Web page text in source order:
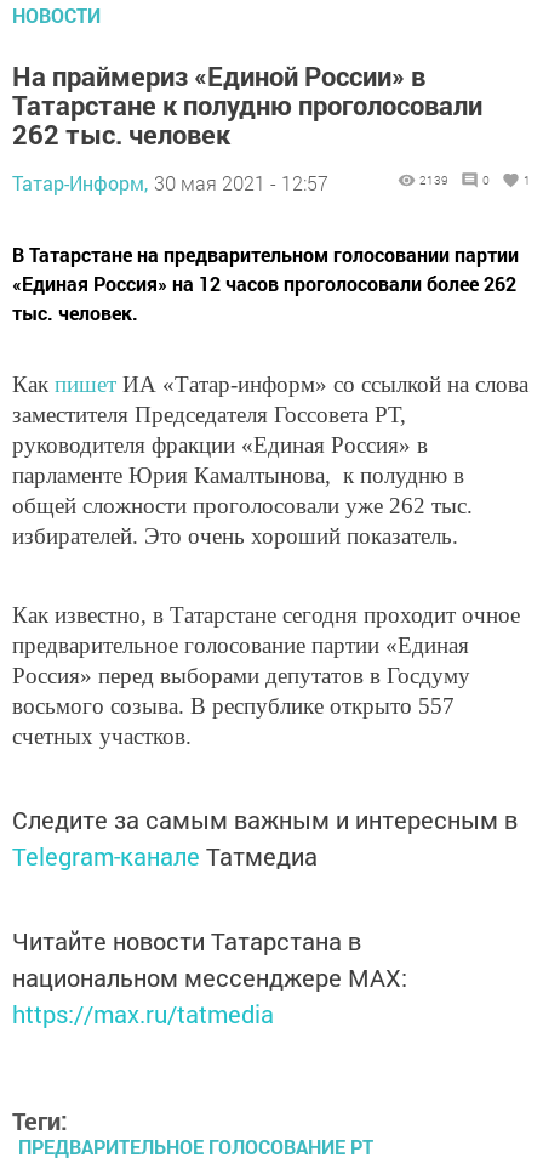
НОВОСТИ
На праймериз «Единой России» в
Татарстане к полудню проголосовали
262 тыс. человек
Татар-Информ, 30 мая 2021 - 12:57 2139 0 1
В Татарстане на предварительном голосовании партии
«Единая Россия» на 12 часов проголосовали более 262
тыс. человек.
Как пишет ИА «Татар-информ» со ссылкой на слова
заместителя Председателя Госсовета РТ,
руководителя фракции «Единая Россия» в
парламенте Юрия Камалтынова, к полудню в
общей сложности проголосовали уже 262 тыс.
избирателей. Это очень хороший показатель.
Как известно, в Татарстане сегодня проходит очное
предварительное голосование партии «Единая
Россия» перед выборами депутатов в Госдуму
восьмого созыва. В республике открыто 557
счетных участков.
Следите за самым важным и интересным в
Telegram-канале Татмедиа
Читайте новости Татарстана в
национальном мессенджере MАХ:
https://max.ru/tatmedia
Теги:
ПРЕДВАРИТЕЛЬНОЕ ГОЛОСОВАНИЕ РТ